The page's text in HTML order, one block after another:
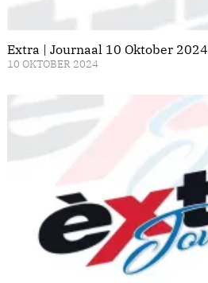
Extra | Journaal 10 Oktober 2024
10 OKTOBER 2024